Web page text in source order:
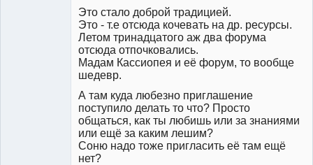
Это стало доброй традицией.
Это - т.е отсюда кочевать на др. ресурсы.
Летом тринадцатого аж два форума
отсюда отпочковались.
Мадам Кассиопея и её форум, то вообще
шедевр.
А там куда любезно приглашение
поступило делать то что? Просто
общаться, как ты любишь или за знаниями
или ещё за каким лешим?
Соню надо тоже пригласить её там ещё
нет?